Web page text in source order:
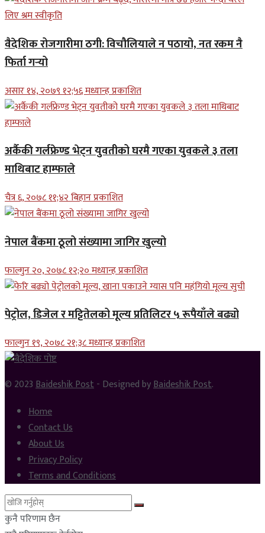
वैदेशिक रोजगारीमा ठगी: विचौलियाले न पठायो, नत रकम नै
फिर्ता गर्‍यो
असार १४, २०७९ १२;५६ मध्यान्ह प्रकाशित
अर्कैकी गर्लफ्रेण्ड भेट्न युवतीको घरमै गएका युवकले ३ तला
माथिबाट हाम्फाले
चैत्र ६, २०७८ ११;४२ बिहान प्रकाशित
नेपाल बैंकमा ठूलो संख्यामा जागिर खुल्यो
फाल्गुन २०, २०७८ १२;२० मध्यान्ह प्रकाशित
पेट्रोल, डिजेल र मट्टितेलको मूल्य प्रतिलिटर ५ रूपैयाँले बढ्यो
फाल्गुन १९, २०७८ २१;३८ मध्यान्ह प्रकाशित
© 2023Baideshik Post- Designed byBaideshik Post.
Home
Contact Us
About Us
Privacy Policy
Terms and Conditions
कुनै परिणाम छैन